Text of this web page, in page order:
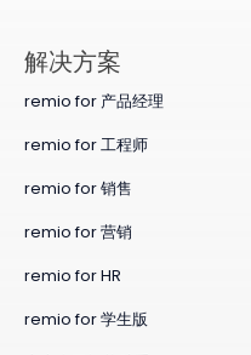
​解决方案
remio for 产品经理
remio for 工程师
remio for 销售
remio for 营销
remio for HR
remio for 学生版